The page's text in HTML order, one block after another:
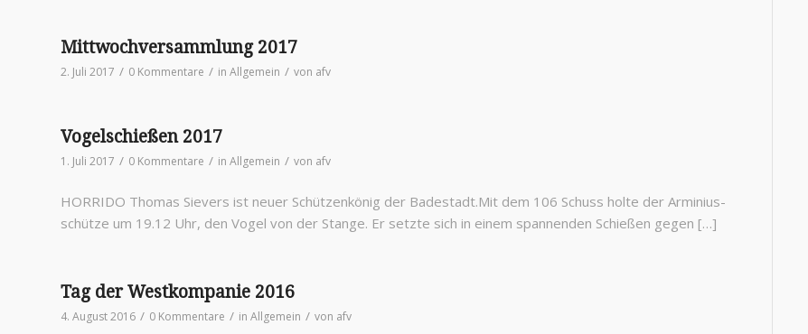
Mittwochversammlung 2017
2. Juli 2017 / 0 Kommentare / in Allgemein / von afv
Vogelschießen 2017
1. Juli 2017 / 0 Kommentare / in Allgemein / von afv
HORRIDO Thomas Sievers ist neuer Schützenkönig der Badestadt.Mit dem 106 Schuss holte der Arminius-
schütze um 19.12 Uhr, den Vogel von der Stange. Er setzte sich in einem spannenden Schießen gegen […]
Tag der Westkompanie 2016
4. August 2016 / 0 Kommentare / in Allgemein / von afv